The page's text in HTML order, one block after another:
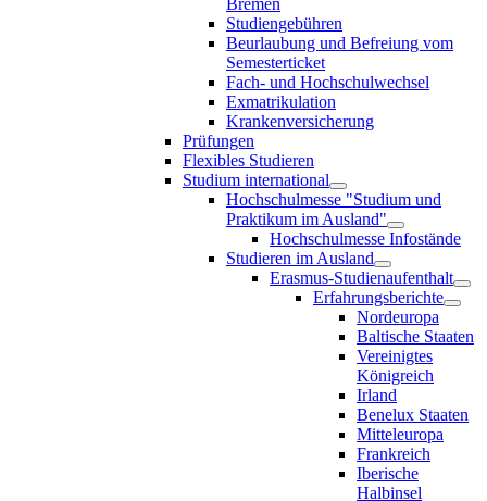
Studiengebühren
Beurlaubung und Befreiung vom
Semesterticket
Fach- und Hochschulwechsel
Exmatrikulation
Krankenversicherung
Prüfungen
Flexibles Studieren
Studium international
Hochschulmesse "Studium und
Praktikum im Ausland"
Hochschulmesse Infostände
Studieren im Ausland
Erasmus-Studienaufenthalt
Erfahrungsberichte
Nordeuropa
Baltische Staaten
Vereinigtes
Königreich
Irland
Benelux Staaten
Mitteleuropa
Frankreich
Iberische
Halbinsel